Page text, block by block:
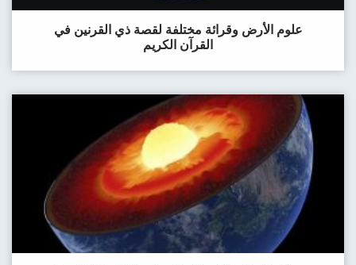
علوم الأرض وقرائة مختلفة لقصة ذي القرنين في
القرآن الكريم